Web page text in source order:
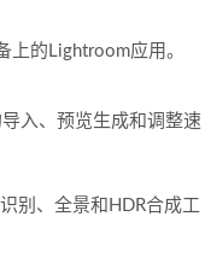
的Lightroom应用。
入、预览生成和调整速
别、全景和HDR合成工